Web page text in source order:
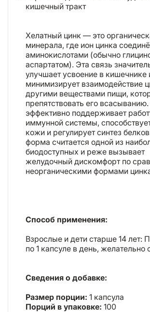
кишечный тракт
Хелатный цинк — это
минерала, где ион цинка
аминокислотами (обычно
аспартатом). Эта связь
улучшает усвоение в кишечнике
минимизирует взаимодействие
другими веществами пищи,
препятствовать его
эффективно поддерживает
иммунной системы,
кожи и регулирует синтез
форма считается одной из
биодоступных и реже вызывает
желудочный дискомфорт по
неорганическими формами
Способ применения:
Взрослые и дети старше 14 лет:
по 1 капсуле в день, желательно
Сведения о добавке:
Размер порции: 1 капсула
Порций в упаковке: 100